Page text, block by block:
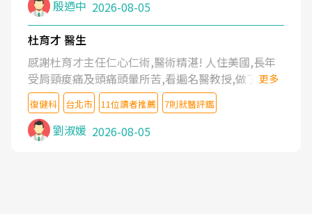
殷迺中 2026-08-05
杜育才 醫生
感謝杜育才主任仁心仁術,醫術精湛! 人住美國,長年
受肩頸痠痛及頭痛頭暈所苦,看遍名醫教授,做了各種
檢查,也嘗試過西醫打針,中醫針灸及物理徒手治療都
沒有用,後來連吃到嗎啡類止痛藥都效果有限,只是壓
症狀,沒多久就痛起來,多年失眠嚴重影響生活品質.
台灣親友介紹忠孝醫院杜育才主任是頸頭症候群專
更多
復健科 台北市 11位讀者推薦 7則就醫評鑑
劉淑媛 2026-08-05